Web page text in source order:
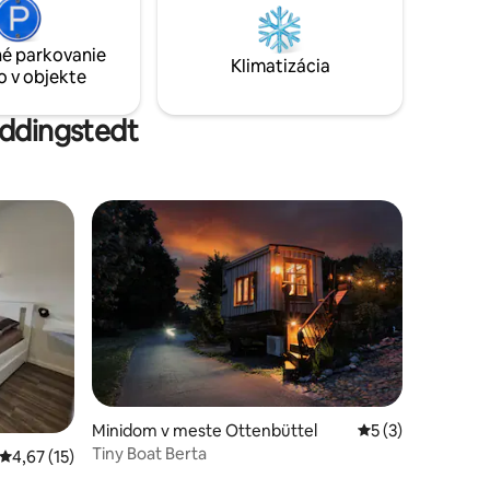
A k
parkovanie
v objekte
Klimatizácia
Priemerné ohodnotenie 4,67 z 5, počet hodnotení: 15
4,67 (15)
Minidom v meste Ottenbüttel Priemerné
5 (3)
Tiny Boat Berta